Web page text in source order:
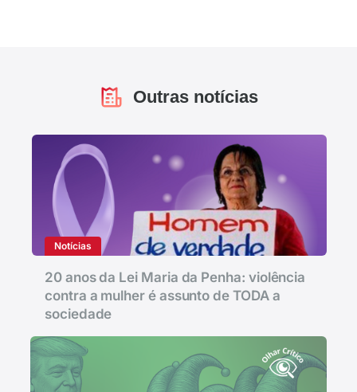
Outras notícias
Notícias
20 anos da Lei Maria da Penha: violência
contra a mulher é assunto de TODA a
sociedade